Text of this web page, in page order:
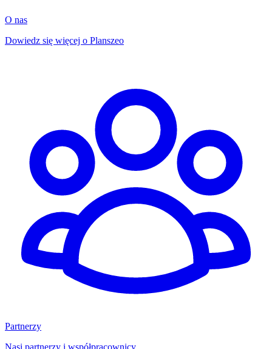
O nas
Dowiedz się więcej o Planszeo
Partnerzy
Nasi partnerzy i współpracownicy